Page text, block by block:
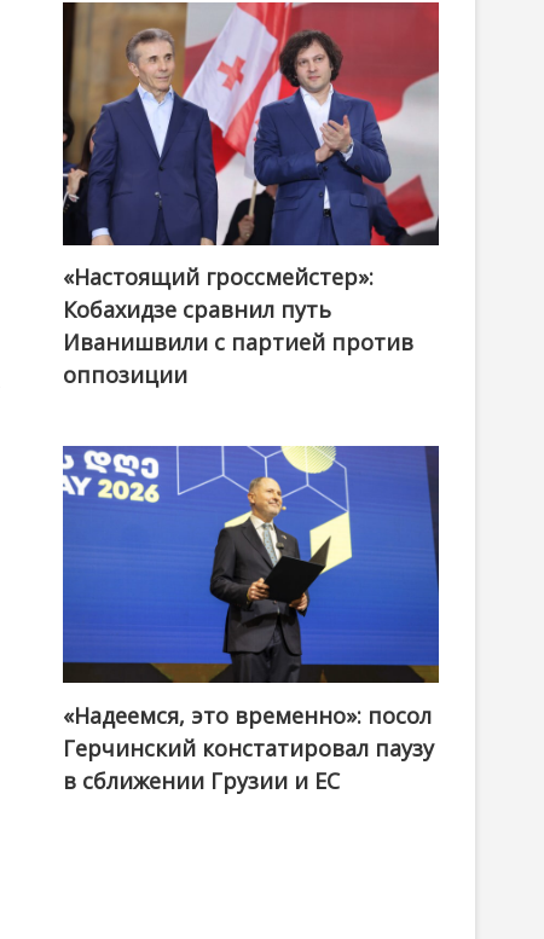
@ქართული ოცნება / Georgian Dream
«Настоящий гроссмейстер»:
Кобахидзе сравнил путь
Иванишвили с партией против
оппозиции
«Надеемся, это временно»: посол
Герчинский констатировал паузу
в сближении Грузии и ЕС